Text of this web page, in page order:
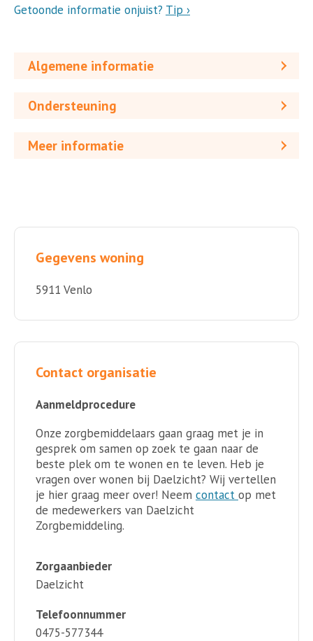
Getoonde informatie onjuist? Tip ›
Algemene informatie
Ondersteuning
Meer informatie
Gegevens woning
5911 Venlo
Contact organisatie
Aanmeldprocedure
Onze zorgbemiddelaars gaan graag met je in
gesprek om samen op zoek te gaan naar de
beste plek om te wonen en te leven. Heb je
vragen over wonen bij Daelzicht? Wij vertellen
je hier graag meer over! Neem contact op met
de medewerkers van Daelzicht
Zorgbemiddeling.
Zorgaanbieder
Daelzicht
Telefoonnummer
0475-577344